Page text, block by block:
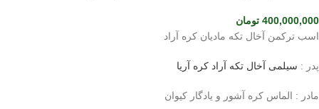
400,000,000 تومان
اسب ترکمن آخال تکه مادیان کره آراد
پدر : سیلمی آخال تکه آراد کره آریا
مادر : الماس کره آشور و یادگار کیوان